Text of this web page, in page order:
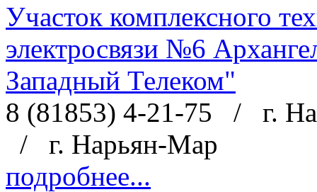
Участок комплексного
электросвязи №6
Западный Телеком"
8 (81853) 4-21-75
/
г.
/
г. Нарьян-Мар
подробнее...